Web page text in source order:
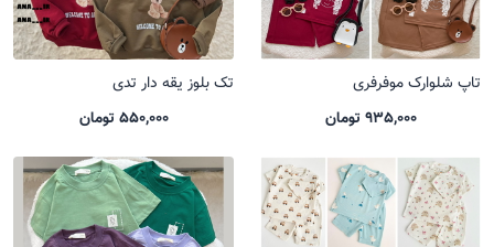
تاپ شلوارک موفرفری
935,000 تومان
تک بلوز یقه دار تدی
550,000 تومان